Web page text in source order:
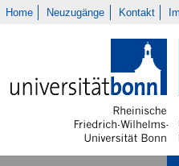
Home Neuzugänge Kontakt